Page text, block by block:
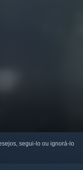
segui-lo ou ignorá-lo